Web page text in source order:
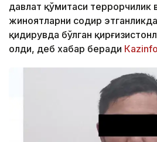
давлат қўмитаси террорчилик
жиноятларни содир
қидирувда бўлган
олди, деб хабар беради